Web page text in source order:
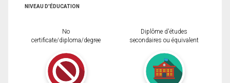
NIVEAU D'ÉDUCATION
No
certificate/diploma/degree
Diplôme d'études
secondaires ou équivalent